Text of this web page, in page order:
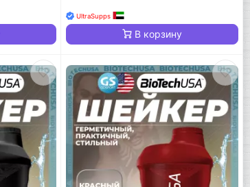
UltraSupps
В корзину